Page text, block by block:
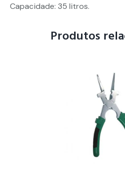
Capacidade: 35 litros.
Produtos